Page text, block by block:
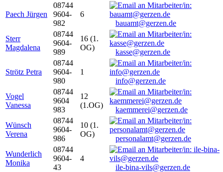
Paech Jürgen
08744
9604-
982
6
bauamt@gerzen.de
Sterr
Magdalena
08744
9604-
989
16 (1.
OG)
kasse@gerzen.de
Strötz Petra
08744
9604-
980
1
info@gerzen.de
Vogel
Vanessa
08744
9604
983
12
(1.OG)
kaemmerei@gerzen.de
Wünsch
Verena
08744
9604-
986
10 (1.
OG)
personalamt@gerzen.de
Wunderlich
Monika
08744
9604-
43
4
ile-bina-vils@gerzen.de